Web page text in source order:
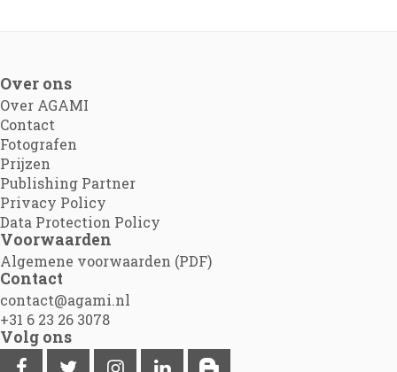
Over ons
Over AGAMI
Contact
Fotografen
Prijzen
Publishing Partner
Privacy Policy
Data Protection Policy
Voorwaarden
Algemene voorwaarden (PDF)
Contact
contact@agami.nl
+31 6 23 26 3078
Volg ons